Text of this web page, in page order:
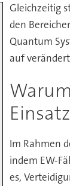
Gleichzeitig
den
Quantum
auf
Im Rahmen
indem EW-
es,